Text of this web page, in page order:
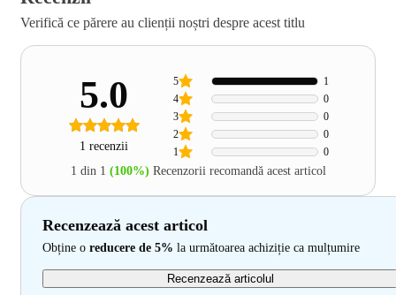
Verifică ce părere au clienții noștri despre acest titlu
5.0
1 recenzii 1 0
2 0
3 0
4 0
5 1
1 din 1 (100%) Recenzorii recomandă acest articol
Recenzează acest articol
Obține o reducere de 5% la următoarea achiziție ca mulțumire
Recenzează articolul